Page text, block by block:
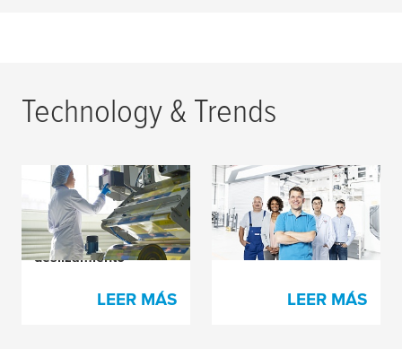
Technology & Trends
Así es como podés
empalmar fácilmente
films de alto
deslizamiento
LEER MÁS
El Secreto Detrás de
Cada Impresora Feliz
LEER MÁS